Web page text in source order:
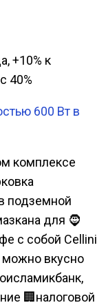
+10% к
40%
600 Вт в
комплексе
подземной
для 🧔
с собой Cellini
можно вкусно
🏢налоговой